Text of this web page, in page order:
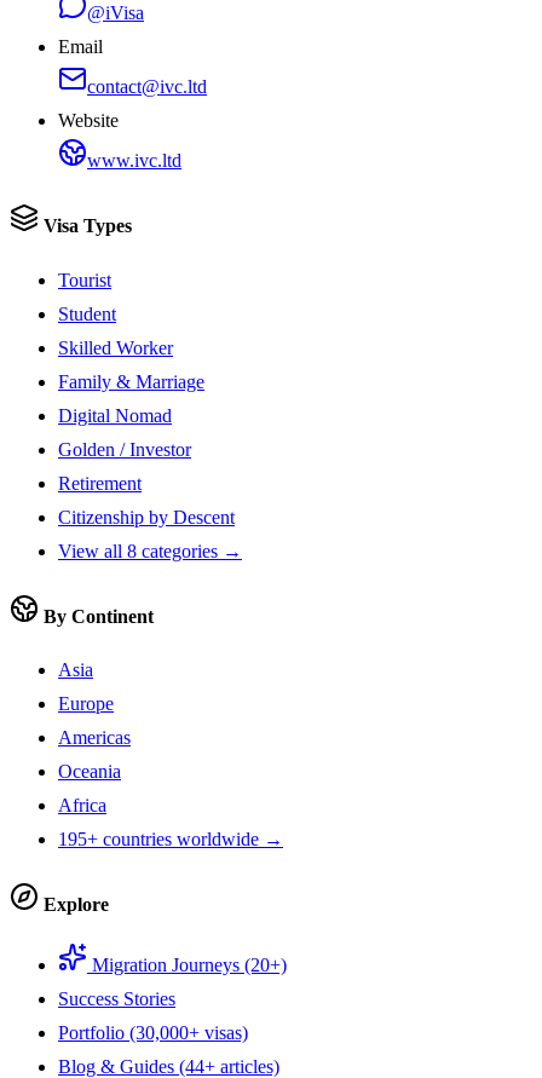
@iVisa
Email
contact@ivc.ltd
Website
www.ivc.ltd
Visa Types
Tourist
Student
Skilled Worker
Family & Marriage
Digital Nomad
Golden / Investor
Retirement
Citizenship by Descent
View all 8 categories →
By Continent
Asia
Europe
Americas
Oceania
Africa
195+ countries worldwide →
Explore
Migration Journeys (20+)
Success Stories
Portfolio (30,000+ visas)
Blog & Guides (44+ articles)